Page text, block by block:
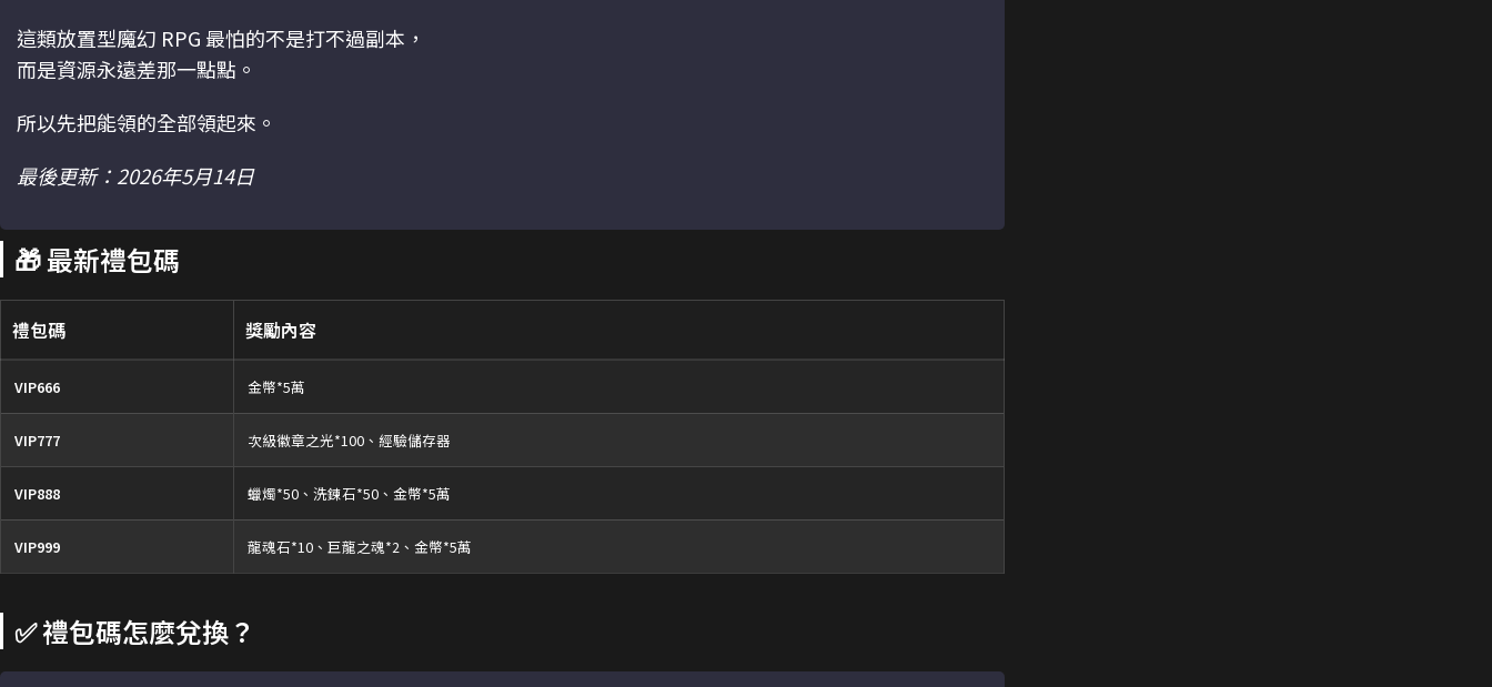
這類放置型魔幻 RPG 最怕的不是打不過副本，
而是資源永遠差那一點點。
所以先把能領的全部領起來。
最後更新：2026年5月14日
🎁 最新禮包碼
禮包碼 獎勵內容
VIP666 金幣*5萬
VIP777 次級徽章之光*100、經驗儲存器
VIP888 蠟燭*50、洗鍊石*50、金幣*5萬
VIP999 龍魂石*10、巨龍之魂*2、金幣*5萬
✅ 禮包碼怎麼兌換？